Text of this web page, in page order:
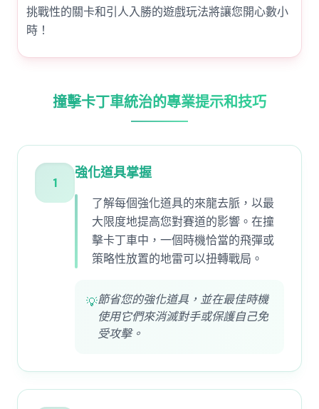
挑戰性的關卡和引人入勝的遊戲玩法將讓您開心數小
時！
撞擊卡丁車統治的專業提示和技巧
1
強化道具掌握
了解每個強化道具的來龍去脈，以最
大限度地提高您對賽道的影響。在撞
擊卡丁車中，一個時機恰當的飛彈或
策略性放置的地雷可以扭轉戰局。
💡節省您的強化道具，並在最佳時機
使用它們來消滅對手或保護自己免
受攻擊。